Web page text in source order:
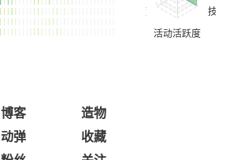
博客
造物
动弹
收藏